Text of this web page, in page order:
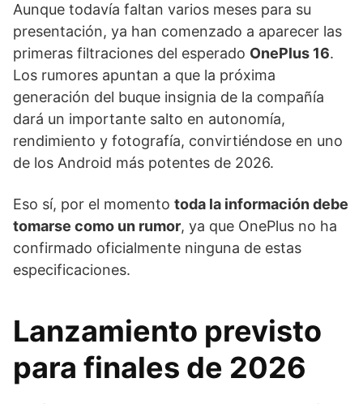
Aunque todavía faltan varios meses para su
presentación, ya han comenzado a aparecer las
primeras filtraciones del esperado OnePlus 16.
Los rumores apuntan a que la próxima
generación del buque insignia de la compañía
dará un importante salto en autonomía,
rendimiento y fotografía, convirtiéndose en uno
de los Android más potentes de 2026.
Eso sí, por el momento toda la información debe
tomarse como un rumor, ya que OnePlus no ha
confirmado oficialmente ninguna de estas
especificaciones.
Lanzamiento previsto
para finales de 2026